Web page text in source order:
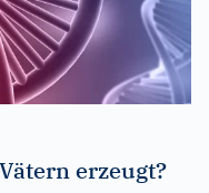
erzeugt?